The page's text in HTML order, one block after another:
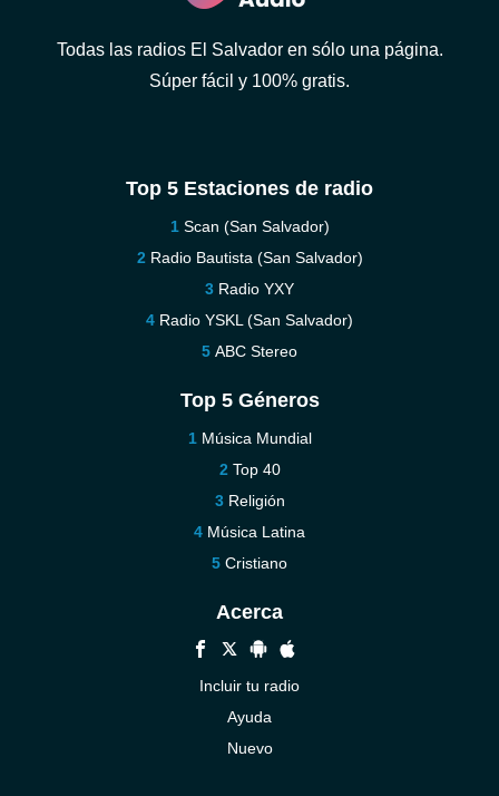
Todas las radios El Salvador en sólo una página.
Súper fácil y 100% gratis.
Top 5 Estaciones de radio
Scan (San Salvador)
Radio Bautista (San Salvador)
Radio YXY
Radio YSKL (San Salvador)
ABC Stereo
Top 5 Géneros
Música Mundial
Top 40
Religión
Música Latina
Cristiano
Acerca
Incluir tu radio
Ayuda
Nuevo